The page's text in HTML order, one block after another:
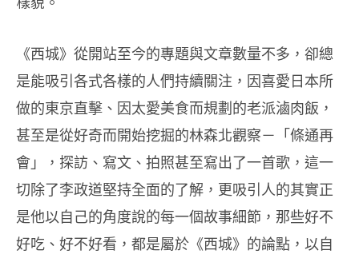
《西城》 從開站至今的專題與文章數量不多，卻總
是能吸引各式各樣的人們持續關注，因喜愛日本所
做的東京直擊、因太愛美食而規劃的老派滷肉飯，
甚至是從好奇而開始挖掘的林森北觀察－「條通再
會」，探訪、寫文、拍照甚至寫出了一首歌，這一
切除了李政道堅持全面的了解，更吸引人的其實正
是他以自己的角度說的每一個故事細節，那些好不
好吃、好不好看，都是屬於 《西城》 的論點，以自